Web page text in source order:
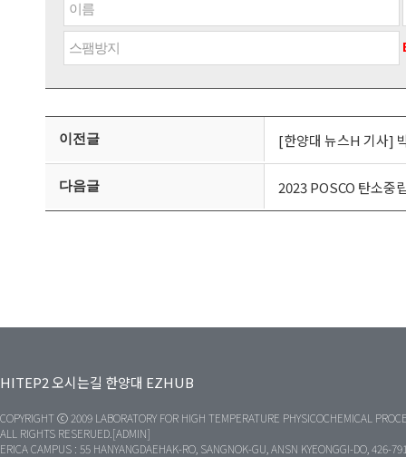
이전글 [한양대 뉴스H 기사]
다음글 2023 POSCO 탄소중
HITEP2오시는길 한양대 EZHUB
COPYRIGHT ⓒ 2009 LABORATORY FOR HIGH TEMPERATURE PHYSICOCHEMICAL
ALL RIGHTS RESERUED.[ADMIN]
ERICA CAMPUS : 55 HANYANGDAEHAK-RO, SANGNOK-GU, ANSN KYEONGGI-DO, 426-